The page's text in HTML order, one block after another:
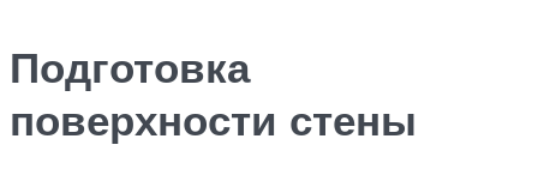
Подготовка
поверхности стены